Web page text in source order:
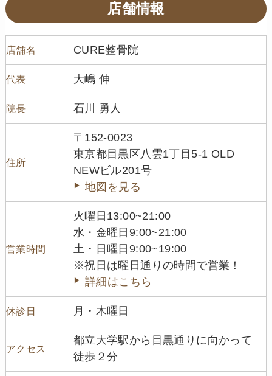
店舗情報
店舗名 CURE整骨院
代表 大嶋 伸
院長 石川 勇人
住所
〒152-0023
東京都目黒区八雲1丁目5-1 OLD
NEWビル201号
地図を見る
営業時間
火曜日13:00~21:00
水・金曜日9:00~21:00
土・日曜日9:00~19:00
※祝日は曜日通りの時間で営業！
詳細はこちら
休診日 月・木曜日
アクセス
都立大学駅から目黒通りに向かって
徒歩２分